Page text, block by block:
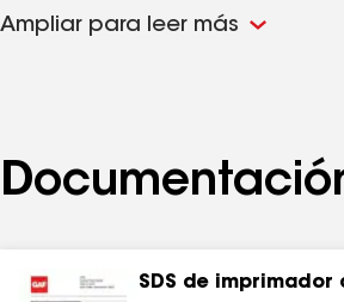
California y en cualquier
Ampliar para leer más
SDS de imprimador